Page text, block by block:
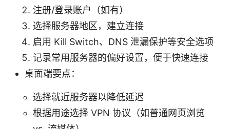
注册/登录账户（如有）
选择服务器地区，建立连接
启用 Kill Switch、DNS 泄漏保护等安全选项
记录常用服务器的偏好设置，便于快速连接
桌面端要点：
选择就近服务器以降低延迟
根据用途选择 VPN 协议（如普通网页浏览